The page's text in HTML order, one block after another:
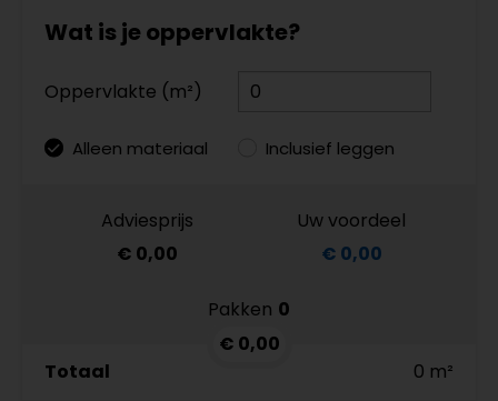
Wat is je oppervlakte?
Oppervlakte (m²)
Alleen materiaal Inclusief leggen
Adviesprijs
€ 0,00
Uw voordeel
€ 0,00
Pakken 0
€ 0,00
Totaal
0 m²